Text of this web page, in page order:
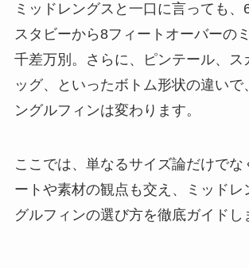
ミッドレングスと一口に言っても
スタビーから8フィートオーバーの
千差万別。さらに、ピンテール、ス
ッグ、といったボトム形状の違いで
ングルフィンは変わります。
ここでは、単なるサイズ論だけでな
ートや素材の観点も交え、ミッドレ
グルフィンの選び方を徹底ガイドし